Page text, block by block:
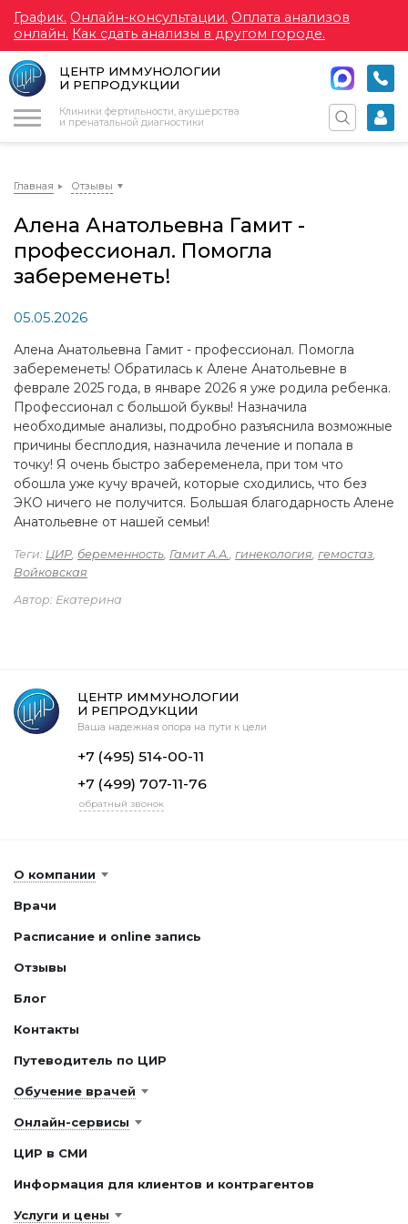
График. Онлайн-консультации. Оплата анализов
онлайн. Как сдать анализы в другом городе.
ЦЕНТР ИММУНОЛОГИИ
И РЕПРОДУКЦИИ
Клиники фертильности, акушерства
и пренатальной диагностики
Главная Отзывы
Алена Анатольевна Гамит -
профессионал. Помогла
забеременеть!
05.05.2026
Алена Анатольевна Гамит - профессионал. Помогла
забеременеть! Обратилась к Алене Анатольевне в
феврале 2025 года, в январе 2026 я уже родила ребенка.
Профессионал с большой буквы! Назначила
необходимые анализы, подробно разъяснила возможные
причины бесплодия, назначила лечение и попала в
точку! Я очень быстро забеременела, при том что
обошла уже кучу врачей, которые сходились, что без
ЭКО ничего не получится. Большая благодарность Алене
Анатольевне от нашей семьи!
Теги: ЦИР, беременность, Гамит А.А., гинекология, гемостаз,
Войковская
Автор: Екатерина
ЦЕНТР ИММУНОЛОГИИ
И РЕПРОДУКЦИИ
Ваша надежная опора на пути к цели
+7 (495) 514-00-11
+7 (499) 707-11-76
обратный звонок
О компании
Врачи
Расписание и online запись
Отзывы
Блог
Контакты
Путеводитель по ЦИР
Обучение врачей
Онлайн-сервисы
ЦИР в СМИ
Информация для клиентов и контрагентов
Услуги и цены